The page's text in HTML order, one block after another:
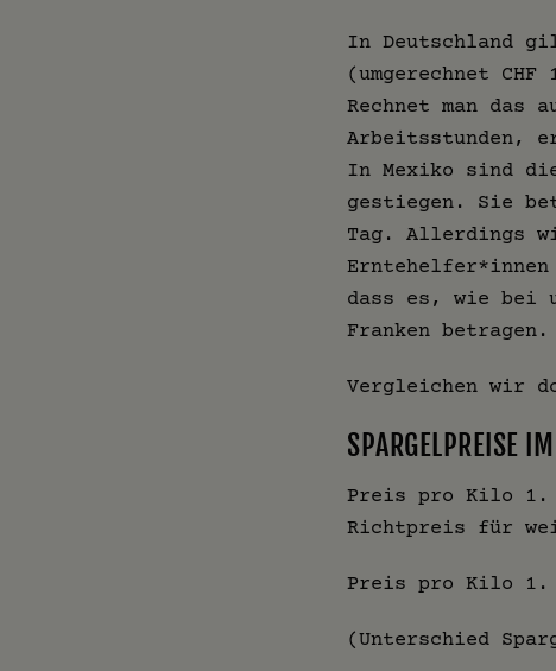
In Deutschland
(umgerechnet
Rechnet man das
Arbeitsstunden,
In Mexiko sind
gestiegen. Sie
Tag. Allerdings
Erntehelfer*innen
dass es, wie bei
Franken betragen.
Vergleichen wir
SPARGELPREISE
Preis pro Kilo 1.
Richtpreis für
Preis pro Kilo 1.
(Unterschied